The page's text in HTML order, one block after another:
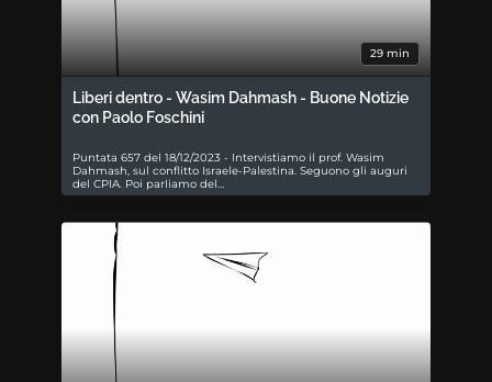
29 min
Liberi dentro - Wasim Dahmash - Buone Notizie
con Paolo Foschini
Puntata 657 del 18/12/2023 - Intervistiamo il prof. Wasim
Dahmash, sul conflitto Israele-Palestina. Seguono gli auguri
del CPIA. Poi parliamo del…